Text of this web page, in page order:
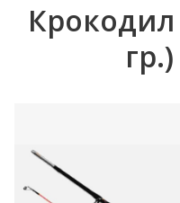
Крокодил